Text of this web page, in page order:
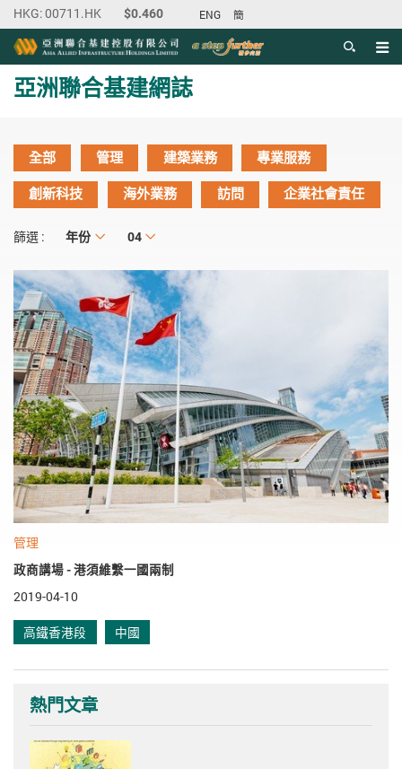
ENG 簡
目錄
主内容開始
亞洲聯合基建網誌
全部 管理 建築業務
專業服務
創新科技
海外業務 訪問 企業社會責任
篩選 : 年份
年份 月份
04
管理
政商講場 - 港須維繫一國兩制
2019-04-10
高鐵香港段 中國
熱門文章